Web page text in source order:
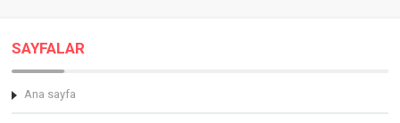
SAYFALAR
Ana sayfa